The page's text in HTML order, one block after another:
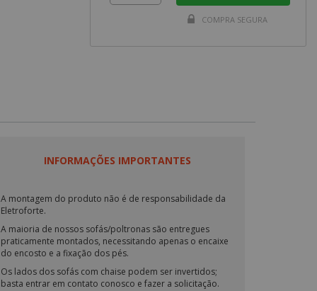
COMPRA SEGURA
INFORMAÇÕES IMPORTANTES
A montagem do produto não é de responsabilidade da
Eletroforte.
A maioria de nossos sofás/poltronas são entregues
praticamente montados, necessitando apenas o encaixe
do encosto e a fixação dos pés.
Os lados dos sofás com chaise podem ser invertidos;
basta entrar em contato conosco e fazer a solicitação.